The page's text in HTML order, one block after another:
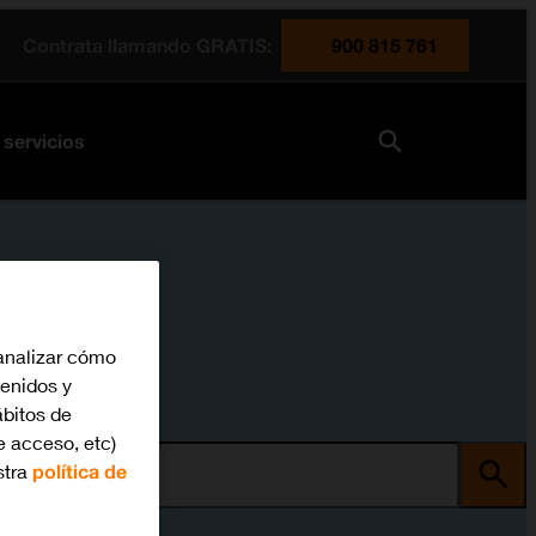
900 815 761
cómo
y
de
acceso, etc)
política de